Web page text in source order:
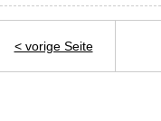
< vorige Seite